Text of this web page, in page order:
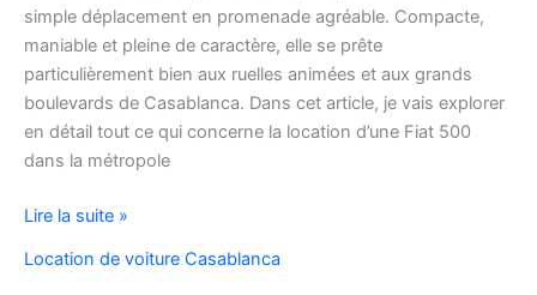
simple déplacement en promenade agréable. Compacte,
maniable et pleine de caractère, elle se prête
particulièrement bien aux ruelles animées et aux grands
boulevards de Casablanca. Dans cet article, je vais explorer
en détail tout ce qui concerne la location d’une Fiat 500
dans la métropole
Voyager
Casablanca
Lire la suite »
Location de voiture Casablanca